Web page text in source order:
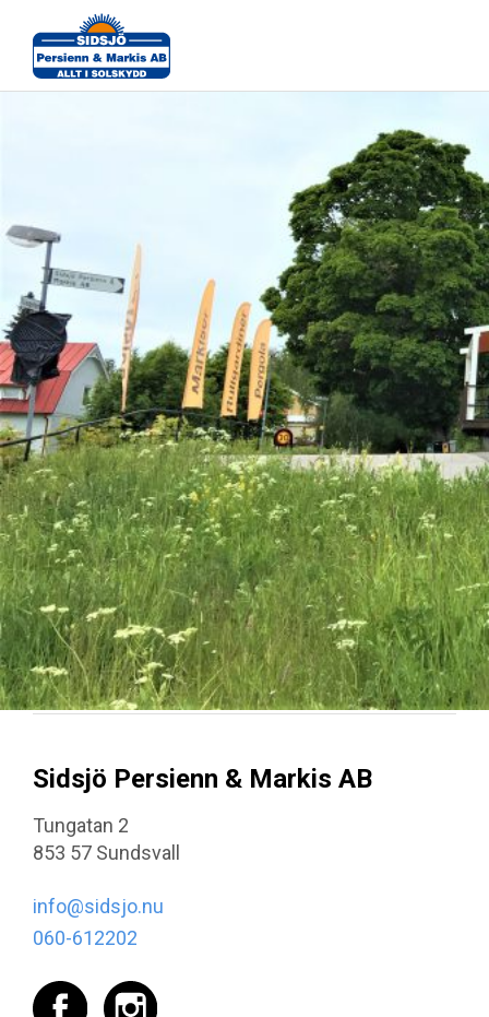
IMG_8668-1
Sidsjö Persienn & Markis AB
Tungatan 2
853 57 Sundsvall
info@sidsjo.nu
060-612202